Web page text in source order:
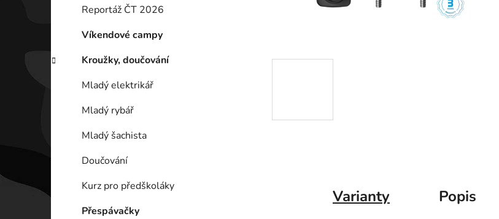
e
Reportáž ČT 2026
Víkendové campy
Kroužky, doučování
Mladý elektrikář
Mladý rybář
Mladý šachista
Doučování
Kurz pro předškoláky
Přespávačky
Varianty Popis